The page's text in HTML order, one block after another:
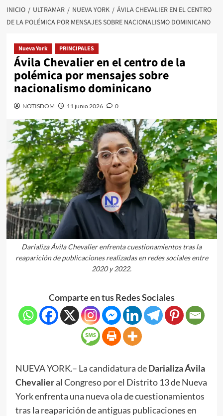
INICIO ULTRAMAR NUEVA YORK
ÁVILA CHEVALIER EN EL CENTRO
DE LA POLÉMICA POR MENSAJES SOBRE NACIONALISMO DOMINICANO
Nueva York PRINCIPALES
Ávila Chevalier en el centro de la
polémica por mensajes sobre
nacionalismo dominicano
NOTISDOM 11 junio 2026 0
Darializa Ávila Chevalier enfrenta cuestionamientos tras la
reaparición de publicaciones realizadas en redes sociales entre
2020 y 2022.
Comparte en tus Redes Sociales
NUEVA YORK.– La candidatura deDarializa Ávila
Chevalieral Congreso por el Distrito 13 de Nueva
York enfrenta una nueva ola de cuestionamientos
tras la reaparición de antiguas publicaciones en